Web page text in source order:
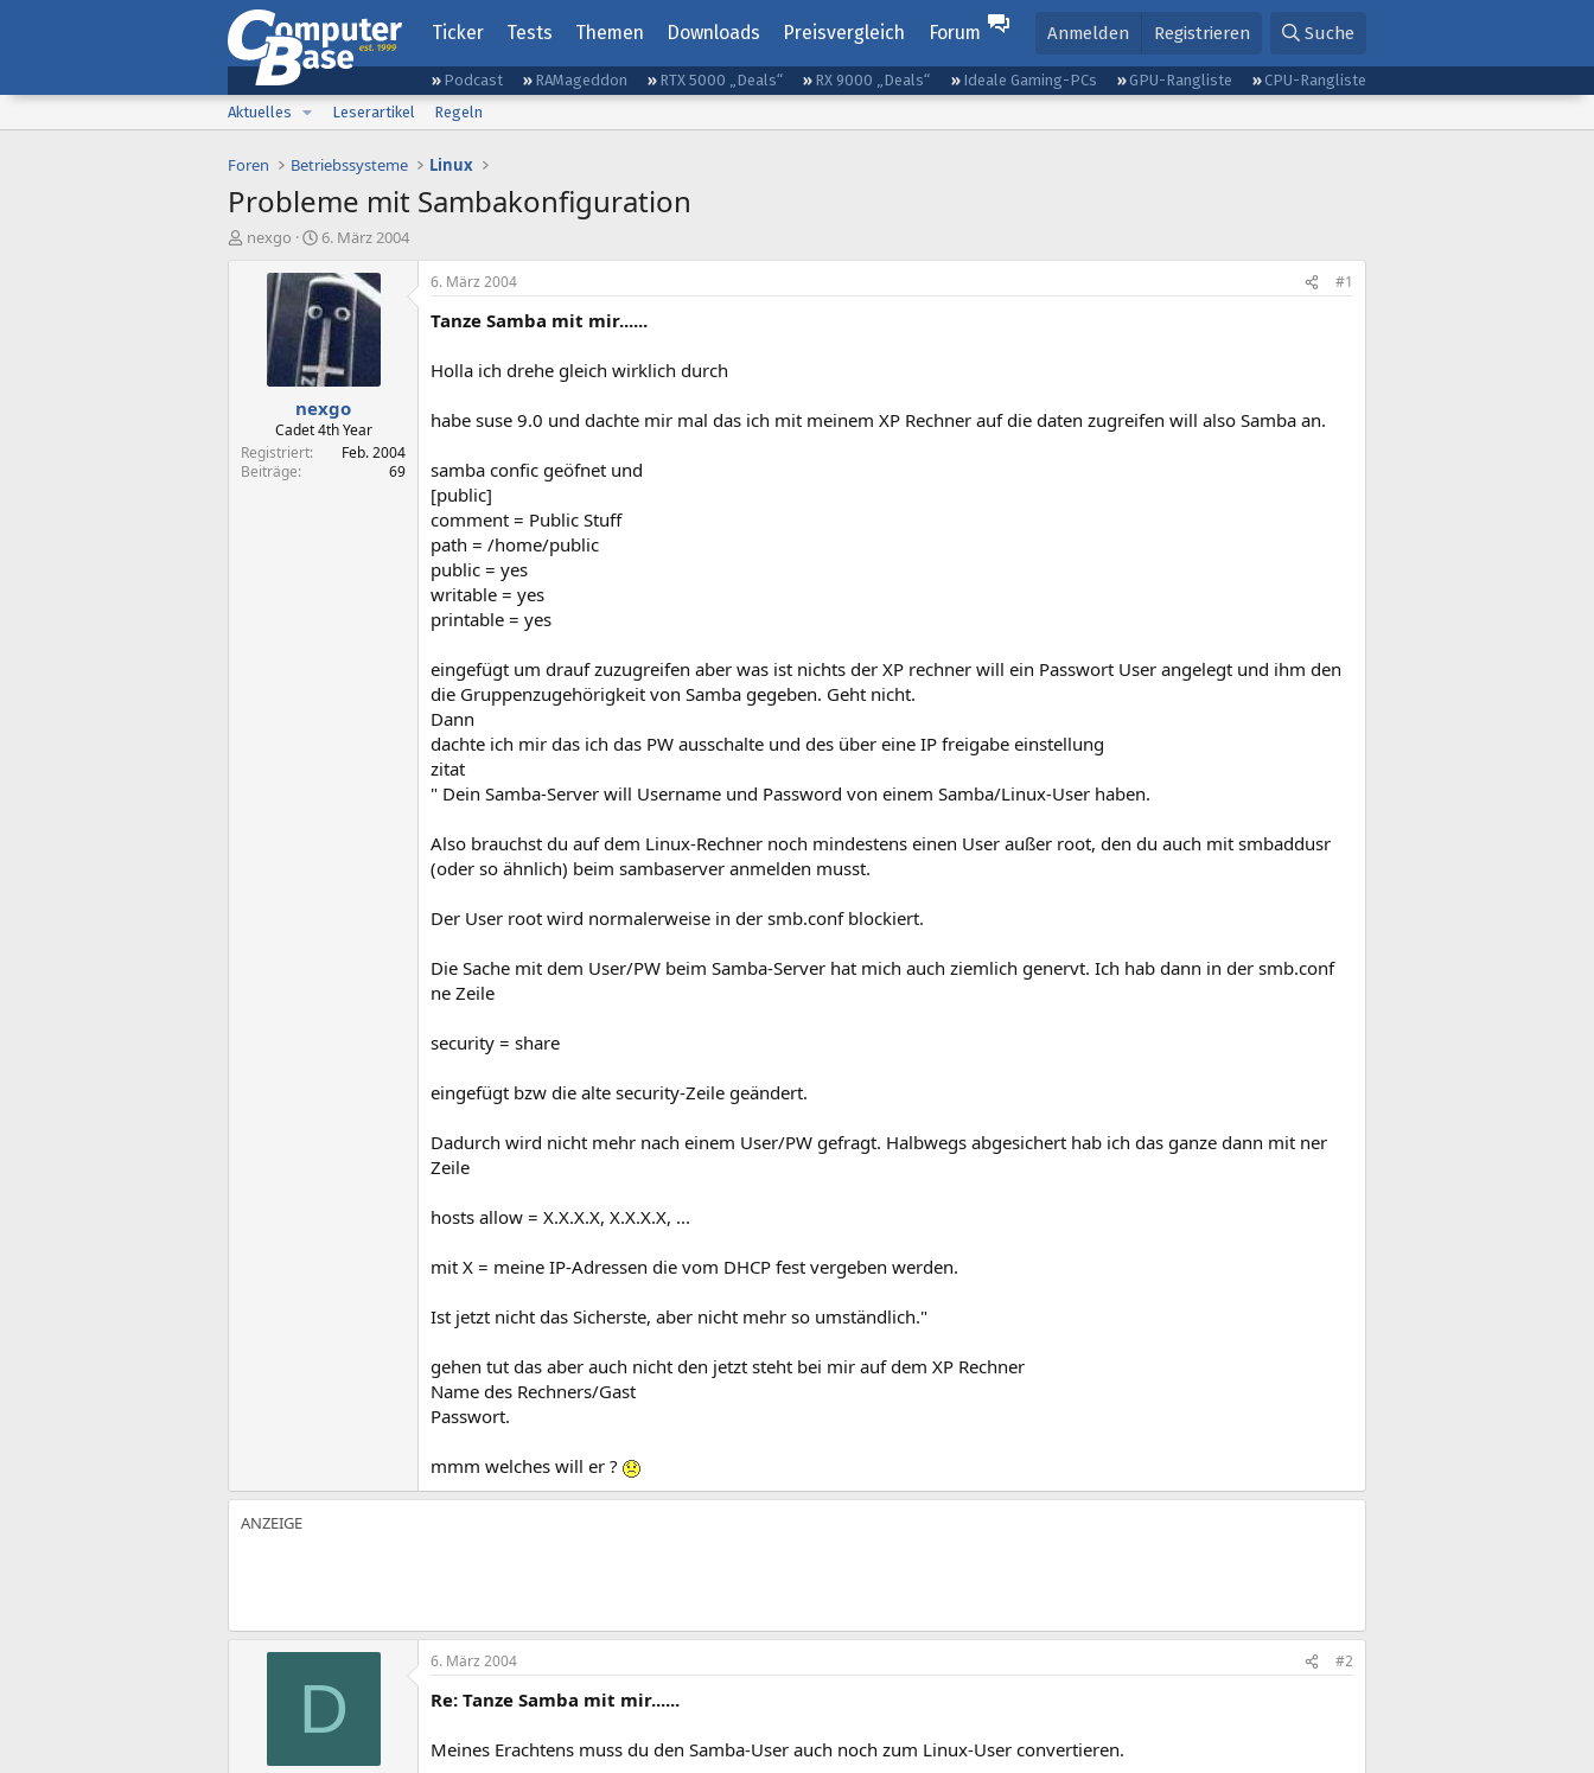
Ticker Tests Themen Downloads Preisvergleich Forum Anmelden Registrieren Suche
Podcast RAMageddon RTX 5000 „Deals“ RX 9000 „Deals“ Ideale Gaming-PCs GPU-Rangliste
CPU-Rangliste
Aktuelles
Leserartikel Regeln
Foren Betriebssysteme Linux
Probleme mit Sambakonfiguration
E
nexgo
E
s
t
e
l
l
t
a
m
6. März 2004
nexgo
Cadet 4th Year
Registriert
Feb. 2004
Beiträge
69
6. März 2004 #1
Tanze Samba mit mir......
Holla ich drehe gleich wirklich durch
habe suse 9.0 und dachte mir mal das ich mit meinem XP Rechner auf die daten zugreifen will also Samba an.
samba confic geöfnet und
[public]
comment = Public Stuff
path = /home/public
public = yes
writable = yes
printable = yes
eingefügt um drauf zuzugreifen aber was ist nichts der XP rechner will ein Passwort User angelegt und ihm den
die Gruppenzugehörigkeit von Samba gegeben. Geht nicht.
Dann
dachte ich mir das ich das PW ausschalte und des über eine IP freigabe einstellung
zitat
" Dein Samba-Server will Username und Password von einem Samba/Linux-User haben.
Also brauchst du auf dem Linux-Rechner noch mindestens einen User außer root, den du auch mit smbaddusr
(oder so ähnlich) beim sambaserver anmelden musst.
Der User root wird normalerweise in der smb.conf blockiert.
Die Sache mit dem User/PW beim Samba-Server hat mich auch ziemlich genervt. Ich hab dann in der smb.conf
ne Zeile
security = share
eingefügt bzw die alte security-Zeile geändert.
Dadurch wird nicht mehr nach einem User/PW gefragt. Halbwegs abgesichert hab ich das ganze dann mit ner
Zeile
hosts allow = X.X.X.X, X.X.X.X, ...
mit X = meine IP-Adressen die vom DHCP fest vergeben werden.
Ist jetzt nicht das Sicherste, aber nicht mehr so umständlich."
gehen tut das aber auch nicht den jetzt steht bei mir auf dem XP Rechner
Name des Rechners/Gast
Passwort.
mmm welches will er ?
D
6. März 2004 #2
Re: Tanze Samba mit mir......
Meines Erachtens muss du den Samba-User auch noch zum Linux-User convertieren.